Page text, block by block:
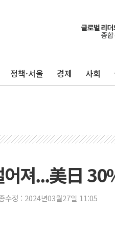
정책·서울 경제 사회
어져...美日
수정 : 2024년03월27일 11:05